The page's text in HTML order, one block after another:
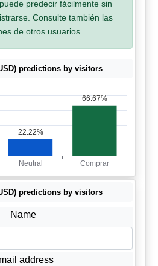
predecir fácilmente sin
Consulte también las
de otros usuarios.
predictions by visitors
predictions by visitors
Name
address